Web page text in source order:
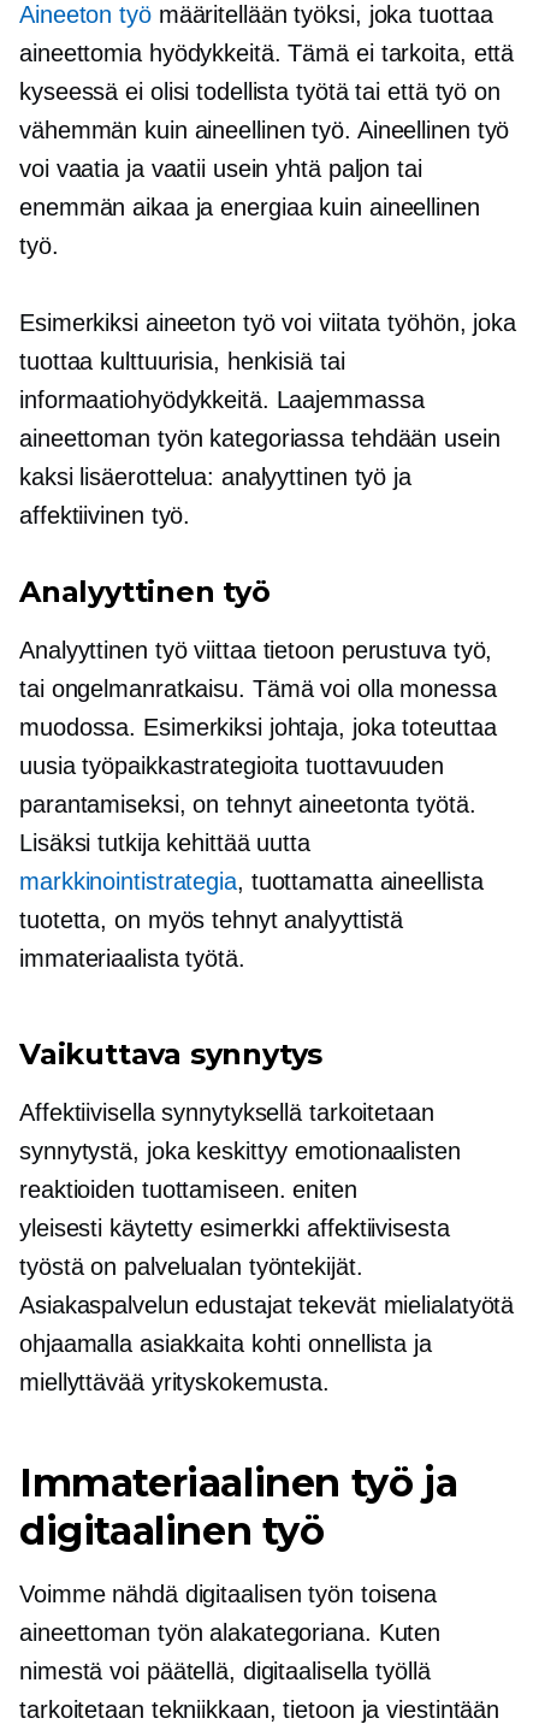
Aineeton työmääritellään työksi, joka tuottaa
aineettomia hyödykkeitä. Tämä ei tarkoita, että
kyseessä ei olisi todellista työtä tai että työ on
vähemmän kuin aineellinen työ. Aineellinen työ
voi vaatia ja vaatii usein yhtä paljon tai
enemmän aikaa ja energiaa kuin aineellinen
työ.
Esimerkiksi aineeton työ voi viitata työhön, joka
tuottaa kulttuurisia, henkisiä tai
informaatiohyödykkeitä. Laajemmassa
aineettoman työn kategoriassa tehdään usein
kaksi lisäerottelua: analyyttinen työ ja
affektiivinen työ.
Analyyttinen työ
Analyyttinen työ viittaa tietoon perustuvatyö,
tai ongelmanratkaisu. Tämä voi olla monessa
muodossa. Esimerkiksi johtaja, joka toteuttaa
uusia työpaikkastrategioita tuottavuuden
parantamiseksi, on tehnyt aineetonta työtä.
Lisäksi tutkija kehittää uutta
markkinointistrategia, tuottamatta aineellista
tuotetta, on myös tehnyt analyyttistä
immateriaalista työtä.
Vaikuttava synnytys
Affektiivisella synnytyksellä tarkoitetaan
synnytystä, joka keskittyy emotionaalisten
reaktioiden tuottamiseen. eniten
yleisesti käytetty esimerkki affektiivisesta
työstä on palvelualan työntekijät.
Asiakaspalvelun edustajat tekevät mielialatyötä
ohjaamalla asiakkaita kohti onnellista ja
miellyttävää yrityskokemusta.
Immateriaalinen työ ja
digitaalinen työ
Voimme nähdä digitaalisen työn toisena
aineettoman työn alakategoriana. Kuten
nimestä voi päätellä, digitaalisella työllä
tarkoitetaan tekniikkaan, tietoon ja viestintään